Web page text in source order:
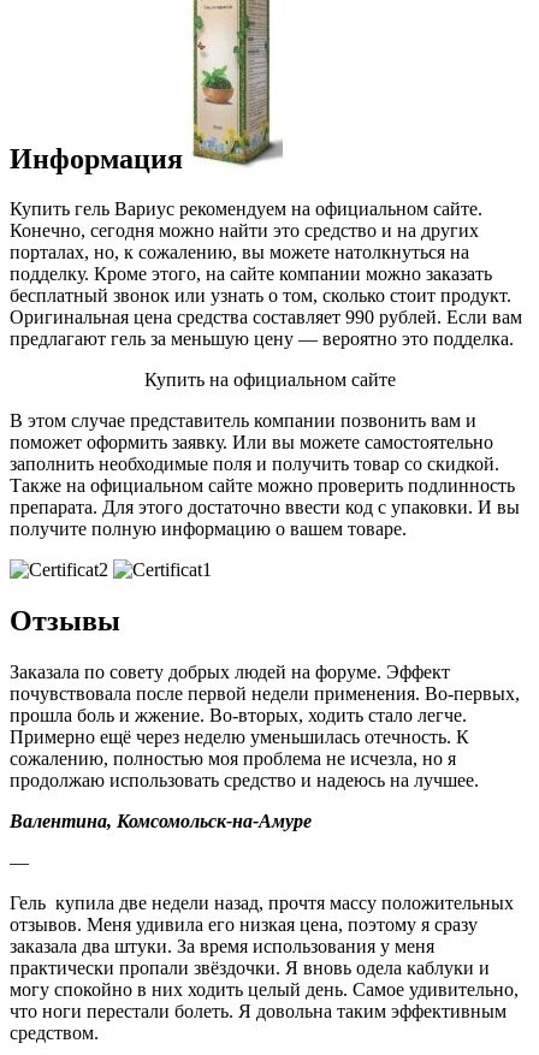
Информация
Купить гель Вариус рекомендуем на официальном сайте.
Конечно, сегодня можно найти это средство и на других
порталах, но, к сожалению, вы можете натолкнуться на
подделку. Кроме этого, на сайте компании можно заказать
бесплатный звонок или узнать о том, сколько стоит продукт.
Оригинальная цена средства составляет 990 рублей. Если вам
предлагают гель за меньшую цену — вероятно это подделка.
Купить на официальном сайте
В этом случае представитель компании позвонить вам и
поможет оформить заявку. Или вы можете самостоятельно
заполнить необходимые поля и получить товар со скидкой.
Также на официальном сайте можно проверить подлинность
препарата. Для этого достаточно ввести код с упаковки. И вы
получите полную информацию о вашем товаре.
Отзывы
Заказала по совету добрых людей на форуме. Эффект
почувствовала после первой недели применения. Во-первых,
прошла боль и жжение. Во-вторых, ходить стало легче.
Примерно ещё через неделю уменьшилась отечность. К
сожалению, полностью моя проблема не исчезла, но я
продолжаю использовать средство и надеюсь на лучшее.
Валентина, Комсомольск-на-Амуре
—
Гель купила две недели назад, прочтя массу положительных
отзывов. Меня удивила его низкая цена, поэтому я сразу
заказала два штуки. За время использования у меня
практически пропали звёздочки. Я вновь одела каблуки и
могу спокойно в них ходить целый день. Самое удивительно,
что ноги перестали болеть. Я довольна таким эффективным
средством.